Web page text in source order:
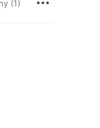
(1)
cm / 30 in, Biust: 92